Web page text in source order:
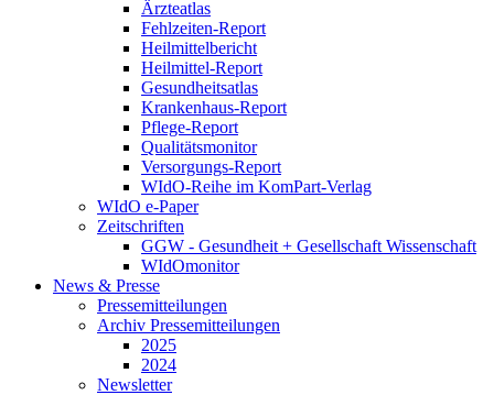
Ärzteatlas
Fehlzeiten-Report
Heilmittelbericht
Heilmittel-Report
Gesundheitsatlas
Krankenhaus-Report
Pflege-Report
Qualitätsmonitor
Versorgungs-Report
WIdO-Reihe im KomPart-Verlag
WIdO e-Paper
Zeitschriften
GGW - Gesundheit + Gesellschaft Wissenschaft
WIdOmonitor
News & Presse
Pressemitteilungen
Archiv Pressemitteilungen
2025
2024
Newsletter